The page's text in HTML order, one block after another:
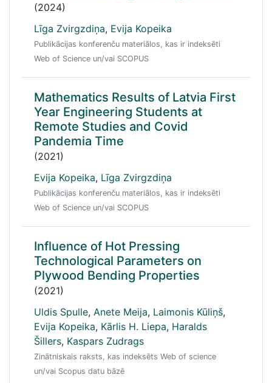
(2024)
Līga Zvirgzdiņa, Evija Kopeika
Publikācijas konferenču materiālos, kas ir indeksēti
Web of Science un/vai SCOPUS
Mathematics Results of Latvia First
Year Engineering Students at
Remote Studies and Covid
Pandemia Time
(2021)
Evija Kopeika, Līga Zvirgzdiņa
Publikācijas konferenču materiālos, kas ir indeksēti
Web of Science un/vai SCOPUS
Influence of Hot Pressing
Technological Parameters on
Plywood Bending Properties
(2021)
Uldis Spulle, Anete Meija, Laimonis Kūliņš,
Evija Kopeika, Kārlis H. Liepa, Haralds
Šillers, Kaspars Zudrags
Zinātniskais raksts, kas indeksēts Web of science
un/vai Scopus datu bāzē